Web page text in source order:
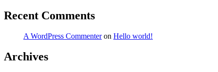
Recent Comments
A WordPress Commenteron Hello world!
Archives